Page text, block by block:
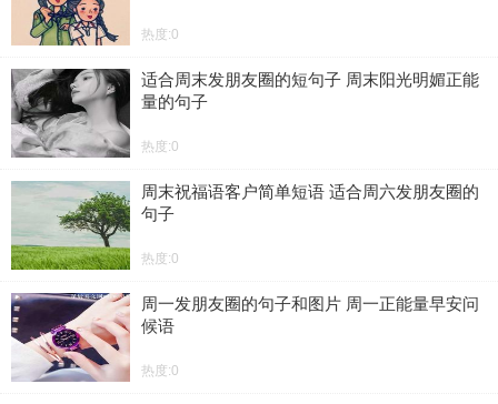
热度:0
适合周末发朋友圈的短句子 周末阳光明媚正能
量的句子
热度:0
周末祝福语客户简单短语 适合周六发朋友圈的
句子
热度:0
周一发朋友圈的句子和图片 周一正能量早安问
候语
热度:0